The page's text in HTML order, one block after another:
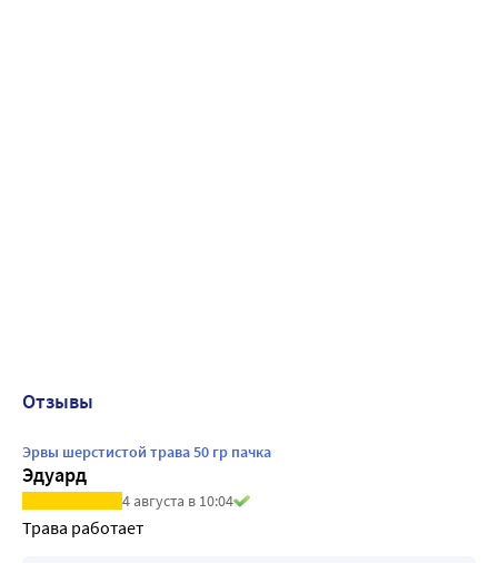
Отзывы
Эрвы шерстистой трава 50 гр пачка
Эдуард
4 августа в 10:04
Трава работает